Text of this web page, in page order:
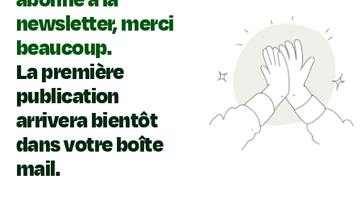
newsletter, merci
beaucoup.
La première
publication
arrivera bientôt
dans votre boîte
mail.